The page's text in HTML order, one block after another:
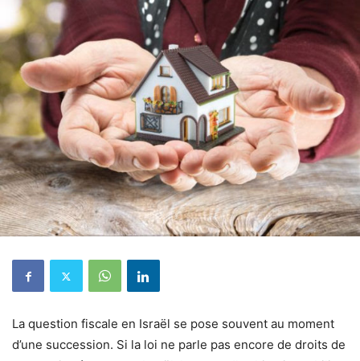
La question fiscale en Israël se pose souvent au moment
d’une succession. Si la loi ne parle pas encore de droits de